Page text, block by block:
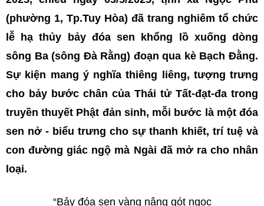
(phường 1, Tp.Tuy Hòa) đã trang nghiêm tổ chức
lễ hạ thủy bảy đóa sen khổng lồ xuống dòng
sông Ba (sông Đà Rằng) đoạn qua kè Bạch Đằng.
Sự kiện mang ý nghĩa thiêng liêng, tượng trưng
cho bảy bước chân của Thái tử Tất-đạt-đa trong
truyền thuyết Phật đản sinh, mỗi bước là một đóa
sen nở - biểu trưng cho sự thanh khiết, trí tuệ và
con đường giác ngộ mà Ngài đã mở ra cho nhân
loại.
“Bảy đóa sen vàng nâng gót ngọc